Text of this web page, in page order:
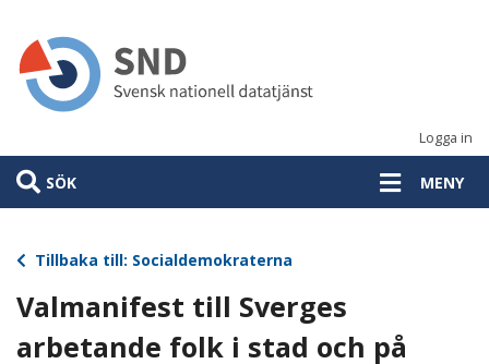
huvudinnehåll
Logga in
SÖK MENY
Tillbaka till: Socialdemokraterna
Valmanifest till Sverges
arbetande folk i stad och på